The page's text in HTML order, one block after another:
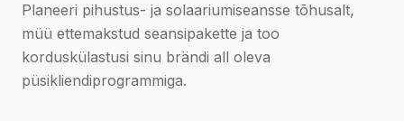
Planeeri pihustus- ja solaariumiseansse tõhusalt,
müü ettemakstud seansipakette ja too
korduskülastusi sinu brändi all oleva
püsikliendiprogrammiga.